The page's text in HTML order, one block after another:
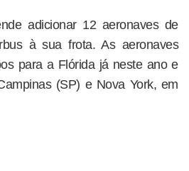
adicionar 12 aeronaves de
à sua frota. As aeronaves
para a Flórida já neste ano e
(SP) e Nova York, em